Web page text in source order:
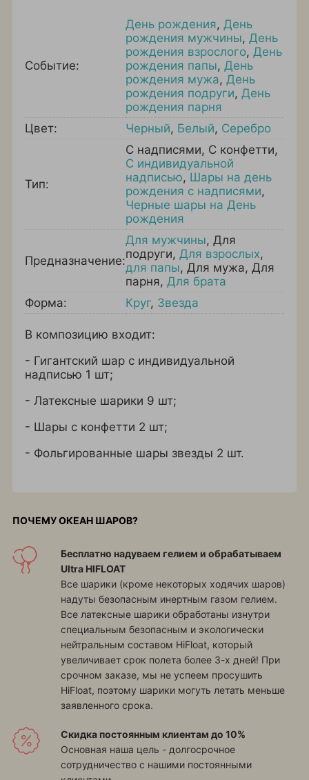
Событие:
День рождения, День
рождения мужчины, День
рождения взрослого, День
рождения папы, День
рождения мужа, День
рождения подруги, День
рождения парня
Цвет:
Черный, Белый, Серебро
Тип:
С надписями, С конфетти,
С индивидуальной
надписью, Шары на день
рождения с надписями,
Черные шары на День
рождения
Предназначение:
Для мужчины, Для
подруги, Для взрослых,
для папы, Для мужа, Для
парня, Для брата
Форма:
Круг, Звезда
В композицию входит:
- Гигантский шар с индивидуальной
надписью 1 шт;
- Латексные шарики 9 шт;
- Шары с конфетти 2 шт;
- Фольгированные шары звезды 2 шт.
ПОЧЕМУ ОКЕАН ШАРОВ?
Бесплатно надуваем гелием и обрабатываем
Ultra HIFLOAT
Все шарики (кроме некоторых ходячих шаров)
надуты безопасным инертным газом гелием.
Все латексные шарики обработаны изнутри
специальным безопасным и экологически
нейтральным составом HiFloat, который
увеличивает срок полета более 3-х дней! При
срочном заказе, мы не успеем просушить
HiFloat, поэтому шарики могуть летать меньше
заявленного срока.
Скидка постоянным клиентам до 10%
Основная наша цель - долгосрочное
сотрудничество с нашими постоянными